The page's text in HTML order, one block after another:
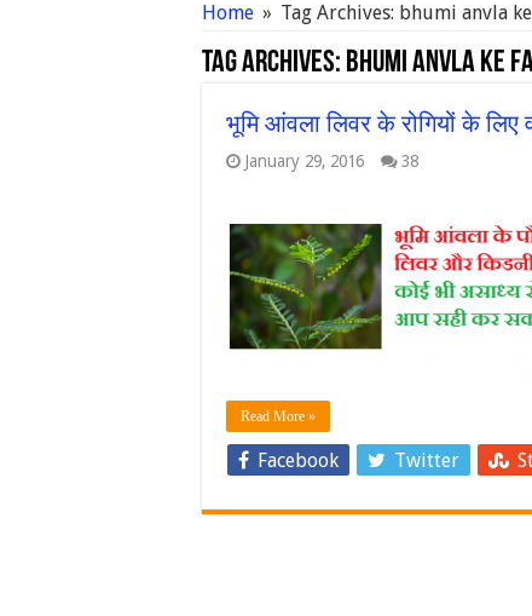
Home » Tag Archives: bhumi anvla
Tag Archives: bhumi anvla ke
भूमि आंवला लिवर के रोगियों के लिए
January 29, 2016 38
Read More »
Facebook Twitter